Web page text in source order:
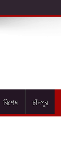
বিশেষ চাঁদপুর